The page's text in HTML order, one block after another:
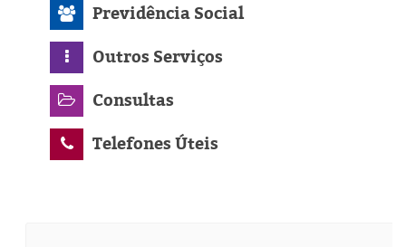
Previdência Social
Outros Serviços
Consultas
Telefones Úteis